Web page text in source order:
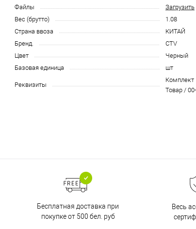
Файлы
Загрузить
Вес (брутто)
1.08
Страна ввоза
КИТАЙ
Бренд.
CTV
Цвет
Черный
Базовая единица
шт
Реквизиты
Товар /
Бесплатная доставка при
покупке от 500 бел. руб
Весь